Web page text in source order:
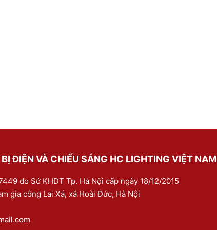
ĐIỆN VÀ CHIẾU SÁNG HC LIGHTING VIỆT NAM
do Sở KHĐT Tp. Hà Nội cấp ngày 18/12/2015
gia công Lai Xá, xã Hoài Đức, Hà Nội